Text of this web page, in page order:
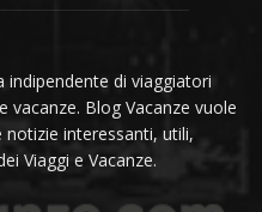
indipendente di viaggiatori
vacanze. Blog Vacanze vuole
interessanti, utili,
Viaggi e Vacanze.